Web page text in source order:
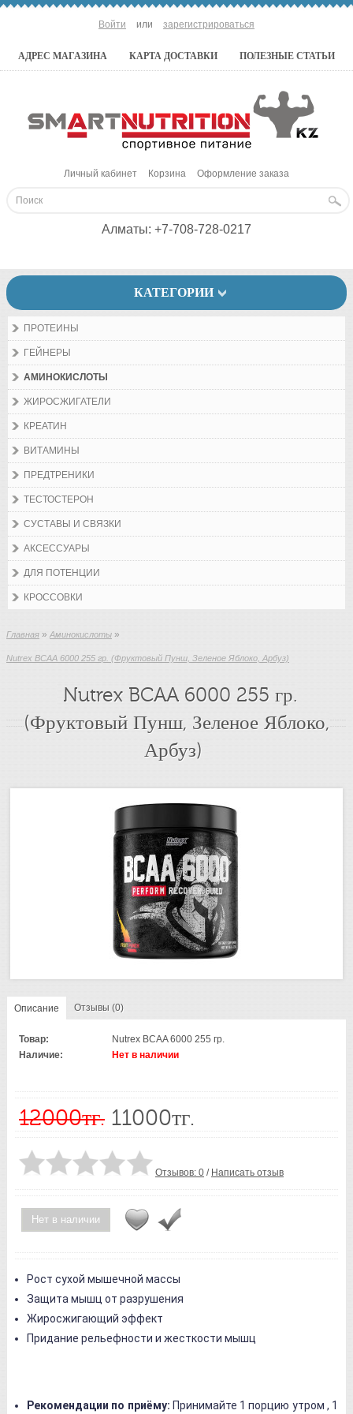
Войти или зарегистрироваться
АДРЕС МАГАЗИНА КАРТА ДОСТАВКИ ПОЛЕЗНЫЕ СТАТЬИ
Личный кабинет Корзина Оформление заказа
Алматы: +7-708-728-0217
КАТЕГОРИИ
ПРОТЕИНЫ
ГЕЙНЕРЫ
АМИНОКИСЛОТЫ
ЖИРОСЖИГАТЕЛИ
КРЕАТИН
ВИТАМИНЫ
ПРЕДТРЕНИКИ
ТЕСТОСТЕРОН
СУСТАВЫ И СВЯЗКИ
АКСЕССУАРЫ
ДЛЯ ПОТЕНЦИИ
КРОССОВКИ
Главная » Аминокислоты »
Nutrex BCAA 6000 255 гр. (Фруктовый Пунш, Зеленое Яблоко, Арбуз)
Nutrex BCAA 6000 255 гр.
(Фруктовый Пунш, Зеленое Яблоко,
Арбуз)
Описание Отзывы (0)
Товар:
Nutrex BCAA 6000 255 гр.
Наличие:
Нет в наличии
12000тг. 11000тг.
Отзывов: 0 / Написать отзыв
Нет в наличии
Рост сухой мышечной массы
Защита мышц от разрушения
Жиросжигающий эффект
Придание рельефности и жесткости мышц
Рекомендации по приёму: Принимайте 1 порцию утром , 1